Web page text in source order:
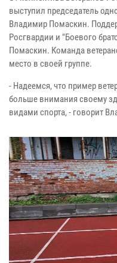
выступил председатель
Владимир Помаскин.
Росгвардии и "Боевого
Помаскин. Команда
место в своей группе.
- Надеемся, что пример
больше внимания своему
видами спорта, - говорит